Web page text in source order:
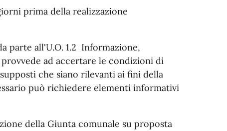
prima della realizzazione
parte all'U.O. 1.2 Informazione,
ad accertare le condizioni di
che siano rilevanti ai fini della
può richiedere elementi informativi
della Giunta comunale su proposta